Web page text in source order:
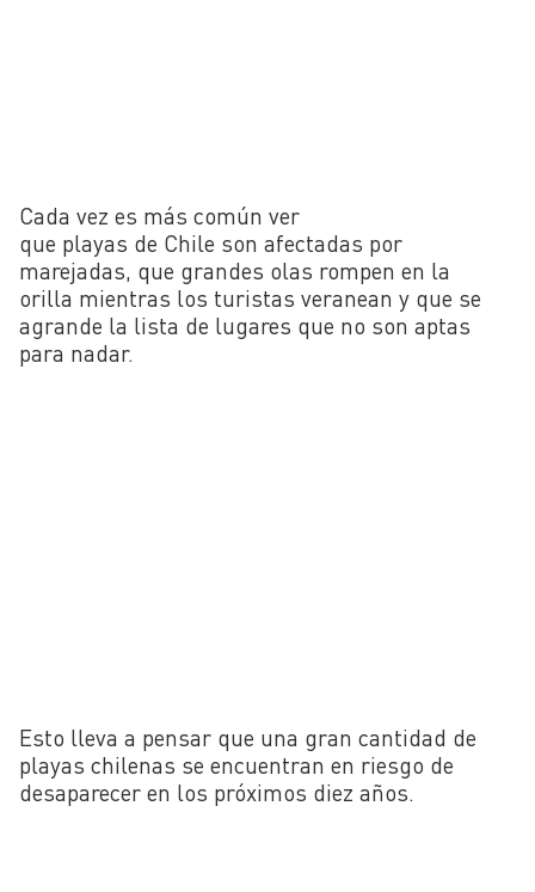
Cada vez es más común ver
que playas de Chile son afectadas por
marejadas, que grandes olas rompen en la
orilla mientras los turistas veranean y que se
agrande la lista de lugares que no son aptas
para nadar.
Esto lleva a pensar que una gran cantidad de
playas chilenas se encuentran en riesgo de
desaparecer en los próximos diez años.